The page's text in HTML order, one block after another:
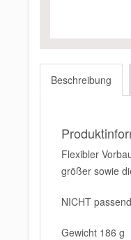
Beschreibung
Flexibler
größer sowie
NICHT
Gewicht 186 g